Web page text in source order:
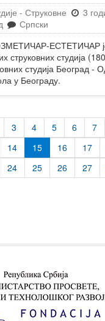
- Струковне
3
Српски
ЕСТЕТИЧАР
струковних студија
студија Београд -
у Београду.
3 4 5 6 7
14 15 16 17
24 25 26 27